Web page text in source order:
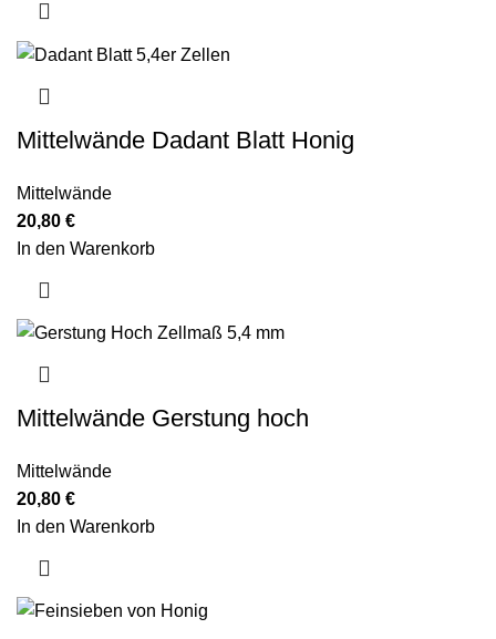
Mittelwände Dadant Blatt Honig
Mittelwände
20,80 €
In den Warenkorb
Mittelwände Gerstung hoch
Mittelwände
20,80 €
In den Warenkorb